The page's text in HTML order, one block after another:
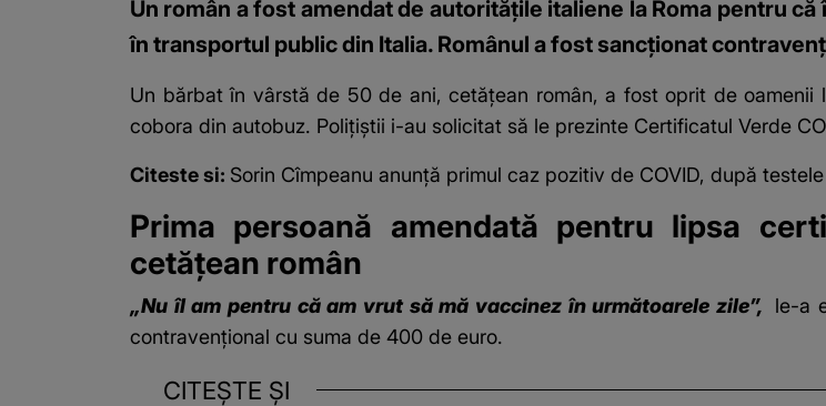
Un român a fost amendat de autoritățile italiene la Roma pentru
în transportul public din Italia. Românul a fost sancționat
Un bărbat în vârstă de 50 de ani, cetățean român, a fost oprit de
cobora din autobuz. Polițiștii i-au solicitat să le prezinte Certificatul Verde
Citeste si: Sorin Cîmpeanu anunță primul caz pozitiv de COVID, după
Prima persoană amendată pentru lipsa
cetățean român
„Nu îl am pentru că am vrut să mă vaccinez în următoarele zile”,
le-a
contravențional cu suma de 400 de euro.
CITEȘTE ȘI